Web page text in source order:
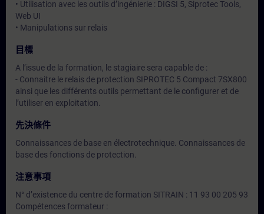
• Utilisation avec les outils d’ingénierie : DIGSI 5, Siprotec Tools,
Web UI
• Manipulations sur relais
目標
A l’issue de la formation, le stagiaire sera capable de :
- Connaitre le relais de protection SIPROTEC 5 Compact 7SX800
ainsi que les différents outils permettant de le configurer et de
l’utiliser en exploitation.
先決條件
Connaissances de base en électrotechnique. Connaissances de
base des fonctions de protection.
注意事項
N° d’existence du centre de formation SITRAIN : 11 93 00 205 93
Compétences formateur :